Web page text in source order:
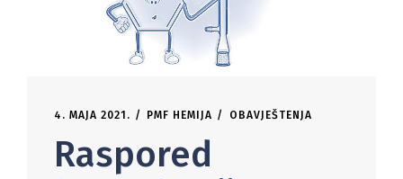
4. MAJA 2021. PMF HEMIJA OBAVJEŠTENJA
Raspored